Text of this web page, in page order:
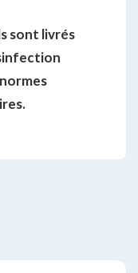
sont livrés